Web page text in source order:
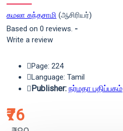
கமலா கந்தசாமி (ஆசிரியர்)
Based on 0 reviews. -
Write a review
₹76
Page: 224
Language: Tamil
Publisher: நர்மதா பதிப்பகம்